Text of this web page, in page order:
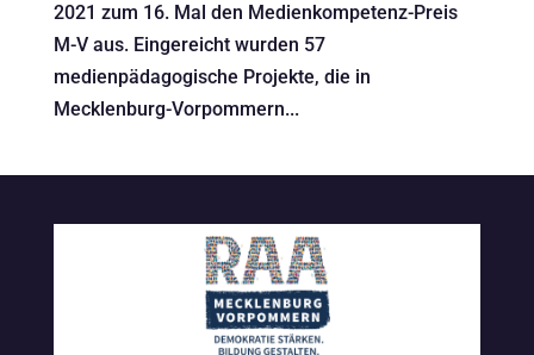
2021 zum 16. Mal den Medienkompetenz-Preis
M-V aus. Eingereicht wurden 57
medienpädagogische Projekte, die in
Mecklenburg-Vorpommern...